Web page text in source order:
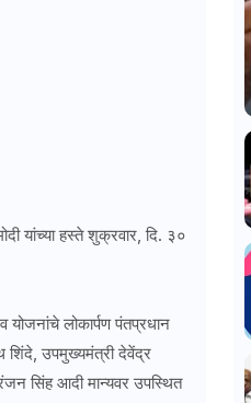
यांच्या हस्ते शुक्रवार, दि. ३०
योजनांचे लोकार्पण पंतप्रधान
शिंदे, उपमुख्यमंत्री देवेंद्र
सिंह आदी मान्यवर उपस्थित